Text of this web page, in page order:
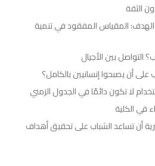
الثقة
المقياس المفقود في تنمية
التواصل بين الأجيال
على أن يصبحوا إنسانيين بالكامل؟
لا تكون دائمًا في الجدول الزمني
في الكلية
أن تساعد الشباب على تحقيق أهداف